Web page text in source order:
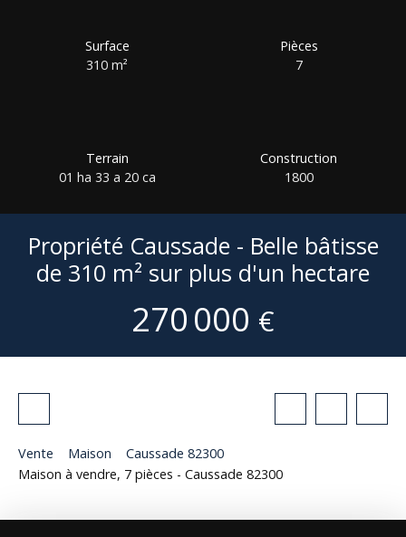
Surface
310m²
Pièces
7
Terrain
01 ha 33 a 20 ca
Construction
1800
Propriété Caussade - Belle bâtisse
de 310 m² sur plus d'un hectare
270 000 €
Vente Maison
Caussade 82300
Maison à vendre, 7 pièces - Caussade 82300